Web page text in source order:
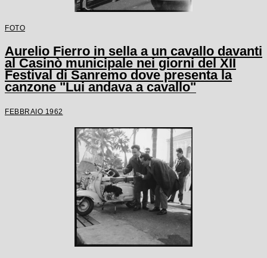
FOTO
Aurelio Fierro in sella a un cavallo davanti
al Casinò municipale nei giorni del XII
Festival di Sanremo dove presenta la
canzone "Lui andava a cavallo"
FEBBRAIO 1962